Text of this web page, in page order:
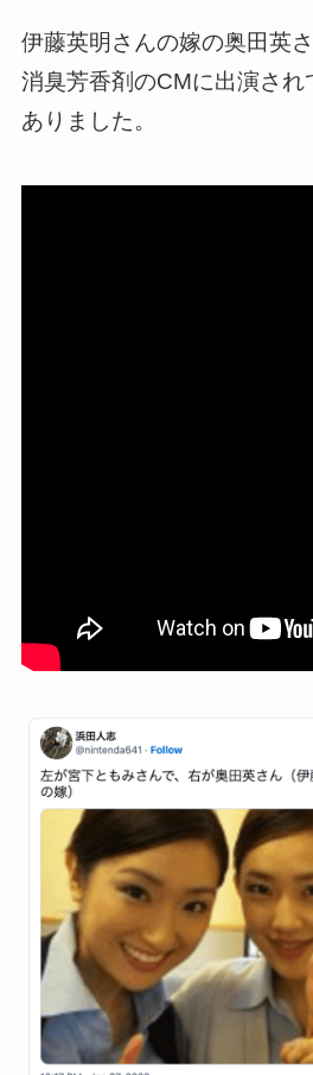
伊藤英明さんの嫁の奥田英
消臭芳香剤のCMに出演され
ありました。